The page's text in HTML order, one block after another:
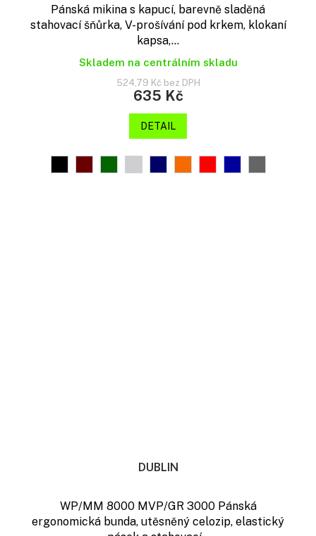
Pánská mikina s kapucí, barevně sladěná
stahovací šňůrka, V-prošívání pod krkem, klokaní
kapsa,...
Skladem na centrálním skladu
524,79 Kč bez DPH
635 Kč
DETAIL
DUBLIN
WP/MM 8000 MVP/GR 3000 Pánská
ergonomická bunda, utěsněný celozip, elastický